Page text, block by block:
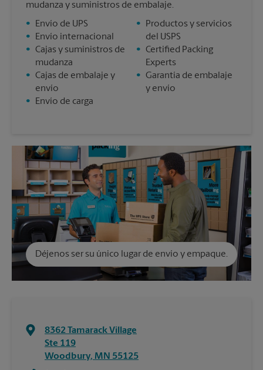
mudanza y suministros de embalaje.
•
Envío de UPS
•
Envío internacional
• Cajas y suministros de
mudanza
• Cajas de embalaje y
envío
•
Envío de carga
•
Productos y servicios
del USPS
• Certified Packing
Experts
• Garantía de embalaje
y envío
Déjenos ser su único lugar de envío y empaque.
8362 Tamarack Village
Ste 119
Woodbury, MN 55125